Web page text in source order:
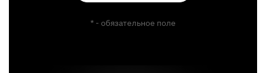
* - обязательное поле